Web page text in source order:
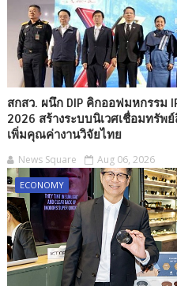
สกสว. ผนึก DIP คิกออฟมหกรรม
2026 สร้างระบบนิเวศเชื่อมทรั
เพิ่มคุณค่างานวิจัยไทย
News Square Aug 06, 2026
ECONOMY